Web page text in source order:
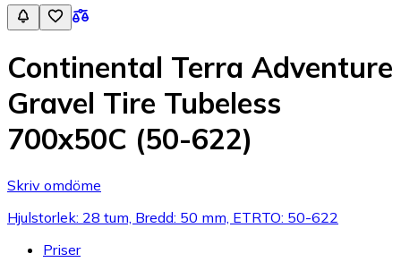
Continental Terra Adventure
Gravel Tire Tubeless
700x50C (50-622)
Skriv omdöme
Hjulstorlek: 28 tum, Bredd: 50 mm, ETRTO: 50-622
Priser